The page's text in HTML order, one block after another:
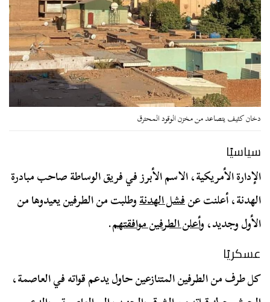
دخان كثيف يتصاعد من مخزن الوقود المحترق
سياسيًا
الإدارة الأمريكية، الاسم الأبرز في فريق الوساطة صاحب مبادرة
الهدنة، أعلنت عنفشل الهدنةوطلبت من الطرفين يعيدوها من
الأول وجديد،وأعلن الطرفين موافقتهم.
عسكريًا
كل طرف من الطرفين المتنازعين حاول يدعم قواته في العاصمة،